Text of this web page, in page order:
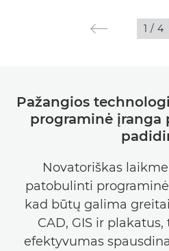
1 / 4
Pažangios
programinė
Novatoriškas
patobulinti
kad būtų galima
CAD, GIS ir
efektyvumas